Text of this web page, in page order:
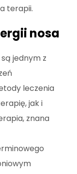
terapii.
nosa
jednym z
leczenia
jak i
znana